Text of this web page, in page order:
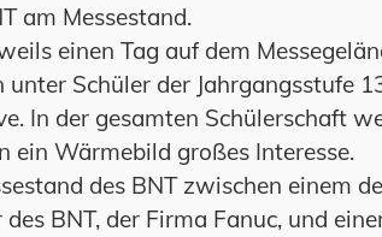
am Messestand.
einen Tag auf dem
Schüler der Jahrgangsstufe
In der gesamten Schülerschaft
ein Wärmebild großes Interesse.
des BNT zwischen einem
BNT, der Firma Fanuc, und